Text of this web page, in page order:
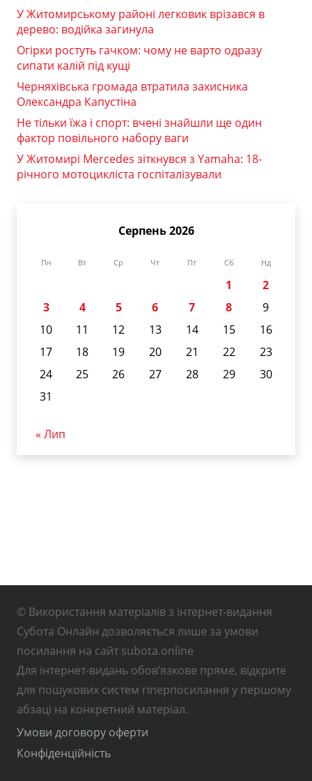
У Житомирському районі легковик врізався в
дерево: водійка загинула
Огірки ростуть гачком: чому не варто одразу
сипати калій під кущі
Черняхівська громада втратила захисника
Олександра Капустіна
Не тільки їжа і спорт: вчені знайшли ще один
фактор повільного набору ваги
У Житомирі Mercedes зіткнувся з Yamaha: 18-
річного мотоцикліста госпіталізували
Серпень 2026
Пн Вт Ср Чт Пт Сб Нд
1
2
3
4 5 6 7 8
9
10
11 12 13 14 15
16
17
18 19 20 21 22
23
24
25 26 27 28 29
30
31
« Лип
© Використання матеріалів з інтернет-видання
Субота Онлайн дозволяється лише за умови
посилання на сайт subota.online
Для інтернет-видань обов’язкове пряме, відкрите
для пошукових систем гіперпосилання у першому
абзаці на конкретний матеріал.
Умови договору оферти
Конфіденційність